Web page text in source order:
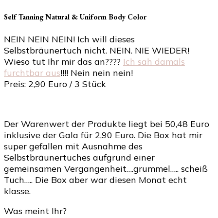
Self Tanning Natural & Uniform Body Color
NEIN NEIN NEIN! Ich will dieses
Selbstbräunertuch nicht. NEIN. NIE WIEDER!
Wieso tut Ihr mir das an???? Ich sah damals
furchtbar aus!!!! Nein nein nein!
Preis: 2,90 Euro / 3 Stück
Der Warenwert der Produkte liegt bei 50,48 Euro
inklusive der Gala für 2,90 Euro. Die Box hat mir
super gefallen mit Ausnahme des
Selbstbräunertuches aufgrund einer
gemeinsamen Vergangenheit….grummel….. scheiß
Tuch….. Die Box aber war diesen Monat echt
klasse.
Was meint Ihr?